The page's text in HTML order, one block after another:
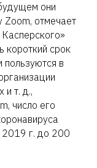
они
Zoom, отмечает
короткий срок
пользуются в
и т. д.,
число его
2019 г. до 200